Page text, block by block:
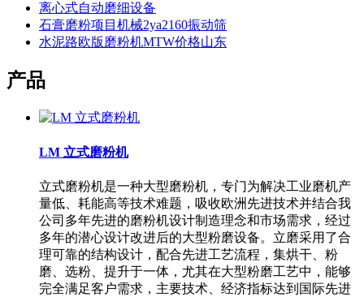
离心式自动磨细设备
石膏磨粉项目机械2ya2160振动筛
水泥路欧版磨粉机MTW价格山东
产品
LM 立式磨粉机
立式磨粉机是一种大型磨粉机，专门为解决工业磨机产
量低、耗能高等技术难题，吸收欧洲先进技术并结合我
公司多年先进的磨粉机设计制造理念和市场需求，经过
多年的潜心设计改进后的大型粉磨设备。立磨采用了合
理可靠的结构设计，配合先进工艺流程，集烘干、粉
磨、选粉、提升于一体，尤其在大型粉磨工艺中，能够
完全满足客户需求，主要技术、经济指标达到国际先进